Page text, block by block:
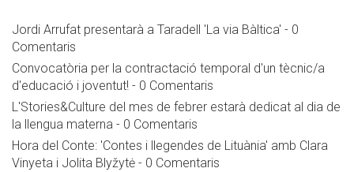
Jordi Arrufat presentarà a Taradell 'La via Bàltica' - 0
Comentaris
Convocatòria per la contractació temporal d'un tècnic/a
d'educació i joventut! - 0 Comentaris
L'Stories&Culture del mes de febrer estarà dedicat al dia de
la llengua materna - 0 Comentaris
Hora del Conte: 'Contes i llegendes de Lituània' amb Clara
Vinyeta i Jolita Blyžytė - 0 Comentaris